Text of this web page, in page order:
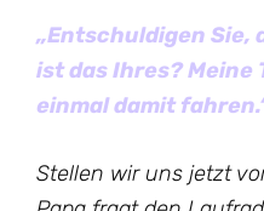
„Entschuldigen Sie,
ist das Ihres? Meine
einmal damit
Stellen wir uns jetzt